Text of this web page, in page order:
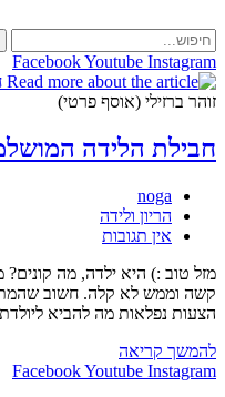
to
content
FacebookYoutube Instagram
זוהר ברזילי (אוסף פרטי)
חבילת הלידה
מחבר:
noga
קטגוריה:
הריון ולידה
תגובות:
אין תגובות
מזל טוב :) היא ילדה, מה
קשה וממש לא קלה. חשוב
הצעות נפלאות מה להביא
להמשך קריאהחבילת
הלידהFacebookYoutube Instagram